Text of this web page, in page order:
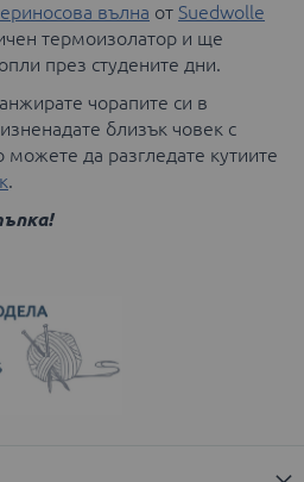
вълна от Suedwolle
термоизолатор и ще
през студените дни.
чорапите си в
близък човек с
да разгледате кутиите
.